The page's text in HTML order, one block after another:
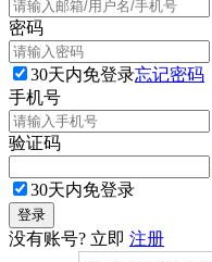
密码
30天内免登录忘记密码
手机号
验证码
30天内免登录
没有账号? 立即 注册